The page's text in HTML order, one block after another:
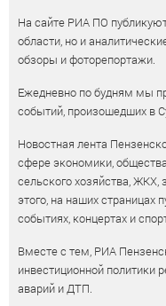
На сайте РИА ПО
области, но и
обзоры и фоторепортажи.
Ежедневно по будням мы
событий, произошедших в
Новостная лента
сфере экономики,
сельского хозяйства,
этого, на наших страницах
событиях, концертах и
Вместе с тем, РИА
инвестиционной политики
аварий и ДТП.